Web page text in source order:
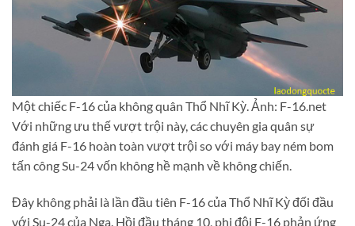
Một chiếc F-16 của không quân Thổ Nhĩ Kỳ. Ảnh: F-16.net
Với những ưu thế vượt trội này, các chuyên gia quân sự
đánh giá F-16 hoàn toàn vượt trội so với máy bay ném bom
tấn công Su-24 vốn không hề mạnh về không chiến.
Đây không phải là lần đầu tiên F-16 của Thổ Nhĩ Kỳ đối đầu
với Su-24 của Nga. Hồi đầu tháng 10, phi đội F-16 phản ứng